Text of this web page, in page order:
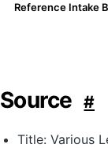
Reference Intake
Source #
Title: Various